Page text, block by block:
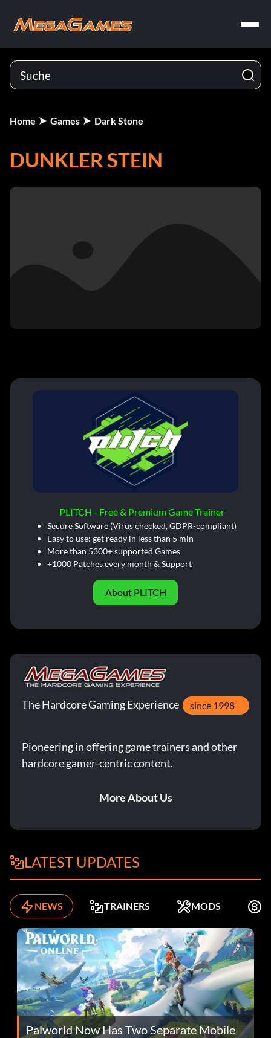
Home Games Dark Stone
DUNKLER STEIN
PLITCH - Free & Premium Game Trainer
Secure Software (Virus checked, GDPR-compliant)
Easy to use: get ready in less than 5 min
More than 5300+ supported Games
+1000 Patches every month & Support
About PLITCH
The Hardcore Gaming Experience since 1998
Pioneering in offering game trainers and other
hardcore gamer-centric content.
More About Us
LATEST UPDATES
NEWS TRAINERS MODS
Palworld Now Has Two Separate Mobile